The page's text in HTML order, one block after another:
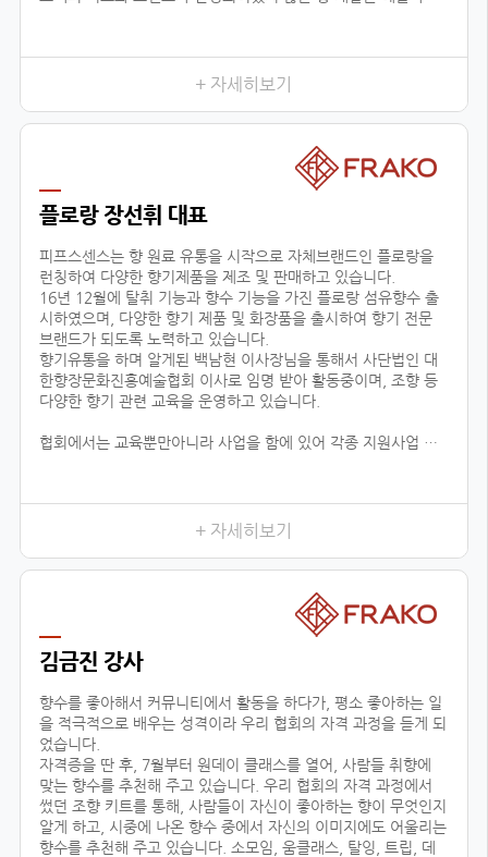
것이 중요하다고 느껴왔습니다.
이런 부분에서 향장협회의 커리큘럼은 향료 업계에 있는 모든 향
의 타입을 체계적 분하고 습득함으로서, 제품 이해 및 분석을 위
한 이론을 잡아주며, 실질적으로 제품의 기획단계까지 연결된다
이는 공방창업, 브랜드출시, 향 관련 비즈니스 등의 분야에 더할
두 번째, 다양한 분야에서 접목이 가능한 교육입니다.
+ 자세히보기
플로랑 장선휘 대표
피프스센스는 향 원료 유통을 시작으로 자체브랜드인 플로랑을
런칭하여 다양한 향기제품을 제조 및 판매하고 있습니다.
16년 12월에 탈취 기능과 향수 기능을 가진 플로랑 섬유향수 출
시하였으며, 다양한 향기 제품 및 화장품을 출시하여 향기 전문
브랜드가 되도록 노력하고 있습니다.
향기유통을 하며 알게된 백남현 이사장님을 통해서 사단법인 대
한향장문화진흥예술협회 이사로 임명 받아 활동중이며, 조향 등
다양한 향기 관련 교육을 운영하고 있습니다.
협회에서는 교육뿐만아니라 사업을 함에 있어 각종 지원사업 공
현재 플로랑을 존재할 수 있게 해주신 백남현 이사장님과 협회원
들에게 진심으로 감사드리며, 지속적으로 함께 성장 할 수 있도록
+ 자세히보기
김금진 강사
향수를 좋아해서 커뮤니티에서 활동을 하다가, 평소 좋아하는 일
을 적극적으로 배우는 성격이라 우리 협회의 자격 과정을 듣게 되
었습니다.
자격증을 딴 후, 7월부터 원데이 클래스를 열어, 사람들 취향에
맞는 향수를 추천해 주고 있습니다. 우리 협회의 자격 과정에서
썼던 조향 키트를 통해, 사람들이 자신이 좋아하는 향이 무엇인지
알게 하고, 시중에 나온 향수 중에서 자신의 이미지에도 어울리는
향수를 추천해 주고 있습니다. 소모임, 움클래스, 탈잉, 트립, 데